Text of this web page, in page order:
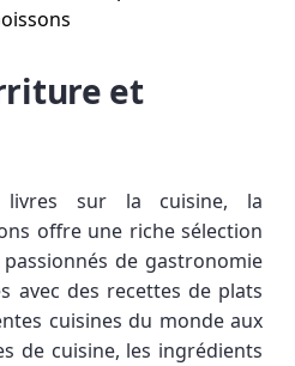
et
livres sur la cuisine, la
offre une riche sélection
de gastronomie
avec des recettes de plats
cuisines du monde aux
de cuisine, les ingrédients